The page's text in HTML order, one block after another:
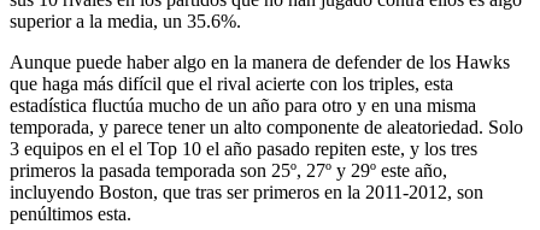
superior a la media, un 35.6%.
Aunque puede haber algo en la manera de defender de los Hawks
que haga más difícil que el rival acierte con los triples, esta
estadística fluctúa mucho de un año para otro y en una misma
temporada, y parece tener un alto componente de aleatoriedad. Solo
3 equipos en el el Top 10 el año pasado repiten este, y los tres
primeros la pasada temporada son 25º, 27º y 29º este año,
incluyendo Boston, que tras ser primeros en la 2011-2012, son
penúltimos esta.